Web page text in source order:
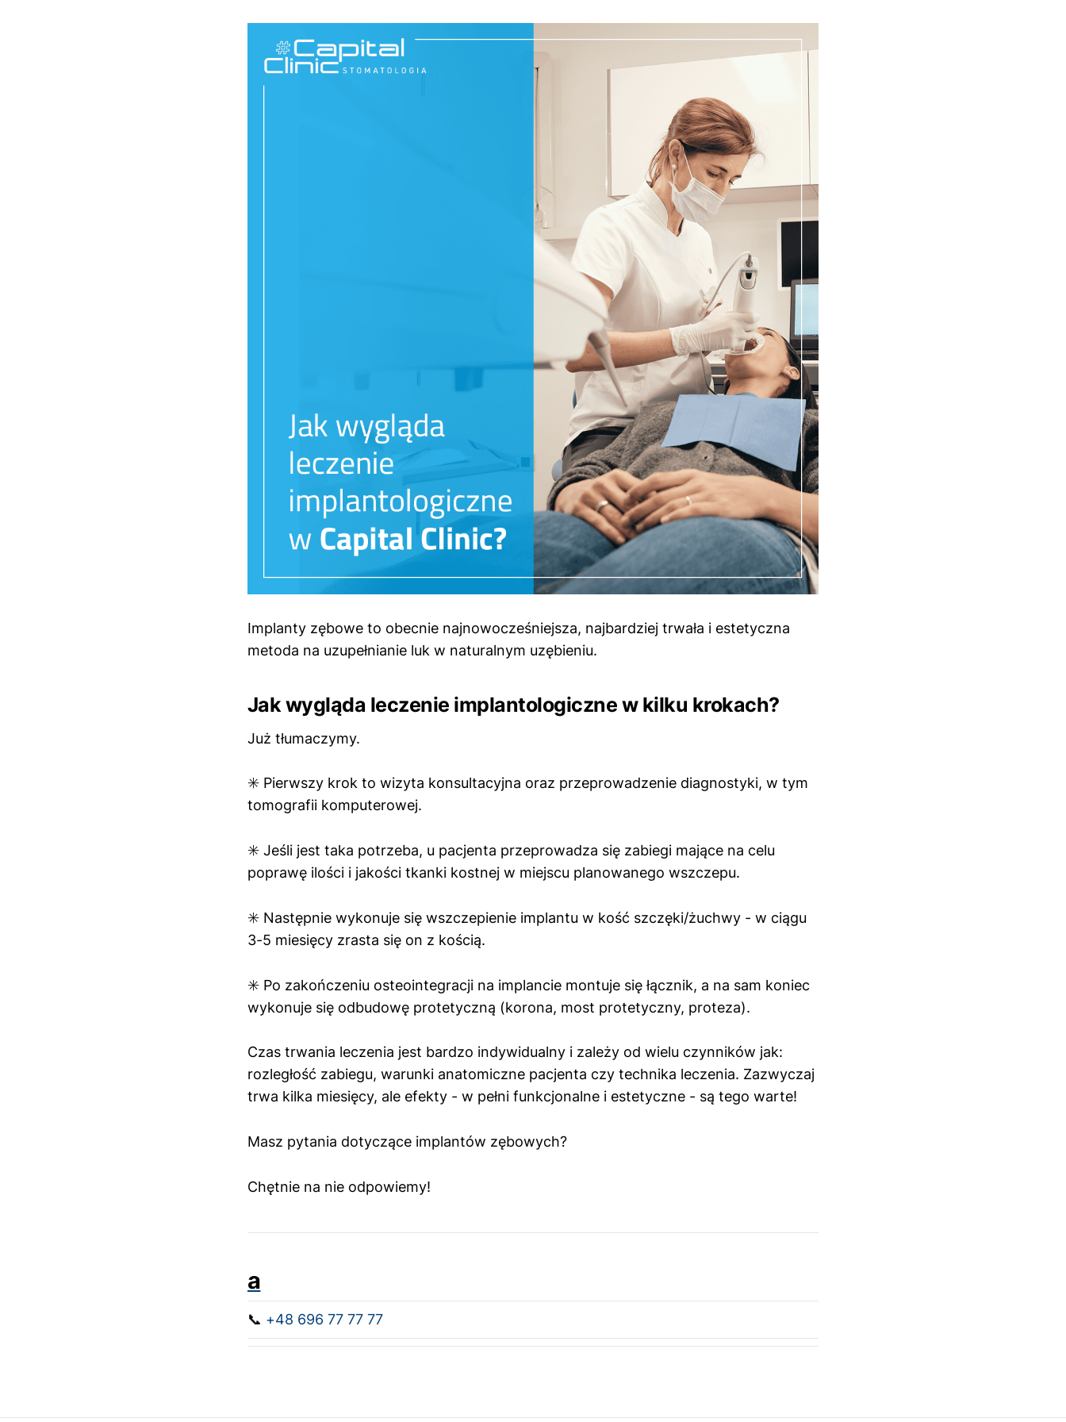
Implanty zębowe to obecnie najnowocześniejsza, najbardziej trwała i estetyczna
metoda na uzupełnianie luk w naturalnym uzębieniu.
Jak wygląda leczenie implantologiczne w kilku krokach?
Już tłumaczymy.
✳️ Pierwszy krok to wizyta konsultacyjna oraz przeprowadzenie diagnostyki, w tym
tomografii komputerowej.
✳️ Jeśli jest taka potrzeba, u pacjenta przeprowadza się zabiegi mające na celu
poprawę ilości i jakości tkanki kostnej w miejscu planowanego wszczepu.
✳️ Następnie wykonuje się wszczepienie implantu w kość szczęki/żuchwy - w ciągu
3-5 miesięcy zrasta się on z kością.
✳️ Po zakończeniu osteointegracji na implancie montuje się łącznik, a na sam koniec
wykonuje się odbudowę protetyczną (korona, most protetyczny, proteza).
Czas trwania leczenia jest bardzo indywidualny i zależy od wielu czynników jak:
rozległość zabiegu, warunki anatomiczne pacjenta czy technika leczenia. Zazwyczaj
trwa kilka miesięcy, ale efekty - w pełni funkcjonalne i estetyczne - są tego warte!
Masz pytania dotyczące implantów zębowych?
Chętnie na nie odpowiemy!
a
📞 +48 696 77 77 77